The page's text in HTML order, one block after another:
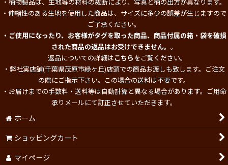
・伸縮性のある生地を使用した商品は、サイズに多少の誤差が生じますので
ご了承ください。
・ご使用になったり、お客様がタグを取った商品、商品付属の箱・袋を破損
された商品の返品はお受けできません。 。
返品についての詳細はこちらをご覧ください。
・弊社実店舗(千葉県茂原市緑ヶ丘)店頭での商品お渡しも致します。ご注文
の際にご指示下さい。この場合の送料は不要です。
・お届けまでの手数料・送料等は自動計算と異なる場合があります。ご用命
承りメールにて訂正させていただきます。
ホーム
ショッピングカート
マイページ